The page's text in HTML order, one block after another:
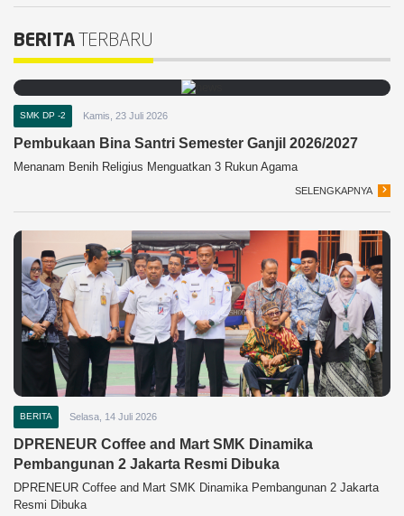
BERITA TERBARU
SMK DP -2 Kamis, 23 Juli 2026
Pembukaan Bina Santri Semester Ganjil 2026/2027
Menanam Benih Religius Menguatkan 3 Rukun Agama
SELENGKAPNYA
BERITA Selasa, 14 Juli 2026
DPRENEUR Coffee and Mart SMK Dinamika
Pembangunan 2 Jakarta Resmi Dibuka
DPRENEUR Coffee and Mart SMK Dinamika Pembangunan 2 Jakarta
Resmi Dibuka